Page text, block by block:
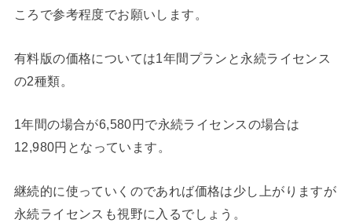
ころで参考程度でお願いします。
有料版の価格については1年間プランと永続ライセンス
の2種類。
1年間の場合が6,580円で永続ライセンスの場合は
12,980円となっています。
継続的に使っていくのであれば価格は少し上がりますが
永続ライセンスも視野に入るでしょう。